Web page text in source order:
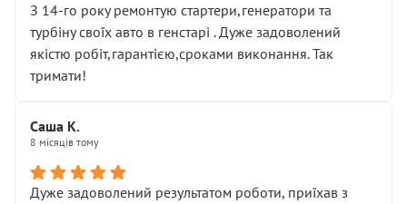
З 14-го року ремонтую стартери,генератори та
турбіну своїх авто в генстарі . Дуже задоволений
якістю робіт,гарантією,сроками виконання. Так
тримати!
Саша К.
8 місяців тому
Дуже задоволений результатом роботи, приїхав з